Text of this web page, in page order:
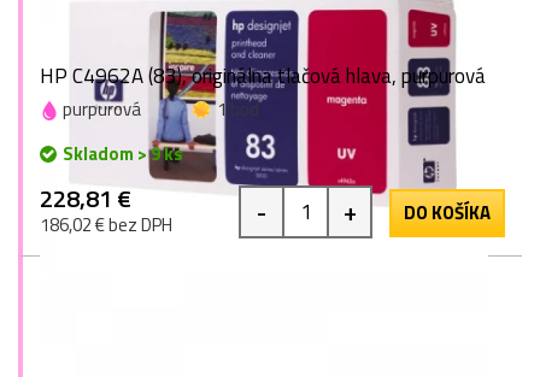
HP C4962A (83), originálna tlačová hlava, purpurová
purpurová
1 bod
Skladom > 9 ks
228,81 €
186,02 € bez DPH - + DO KOŠÍKA